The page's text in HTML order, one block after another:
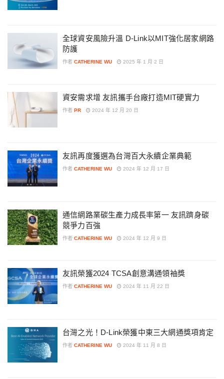
全球資安風險升溫 D-Link以MIT強化居家網路
防護
作者 CATHERINE WU 2025 年 1 月 2 日
資安需求增 友訊攜手台廠打造MIT硬實力
作者 PR 2024 年 12 月 20 日
友訊再度獲選為台灣百大永續企業典範
作者 CATHERINE WU 2024 年 12 月 17 日
通信網路業碳生產力成長率第一 友訊躋身碳
競爭力百強
作者 CATHERINE WU 2024 年 12 月 9 日
友訊榮獲2024 TCSA創意溝通領袖獎
作者 CATHERINE WU 2024 年 11 月 22 日
台灣之光！D-Link榮獲中東三大網通獎項肯定
作者 CATHERINE WU 2024 年 11 月 8 日